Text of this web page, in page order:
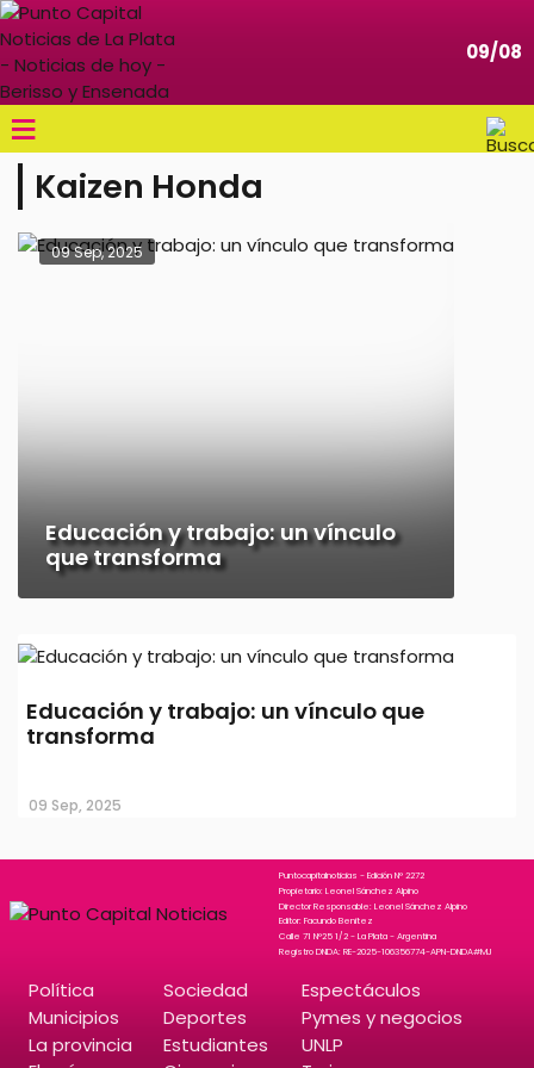
09/08
≡
Kaizen Honda
09 Sep, 2025
Educación y trabajo: un vínculo
que transforma
Educación y trabajo: un vínculo que
transforma
09 Sep, 2025
Puntocapitalnoticias - Edición N° 2272
Propietario: Leonel Sánchez Alpino
Director Responsable: Leonel Sánchez Alpino
Editor: Facundo Benitez
Calle 71 N°25 1/2 - La Plata - Argentina
Registro DNDA: RE-2025-106356774-APN-DNDA#MJ
Política
Municipios
La provincia
Sociedad
Deportes
Estudiantes
Espectáculos
Pymes y negocios
UNLP